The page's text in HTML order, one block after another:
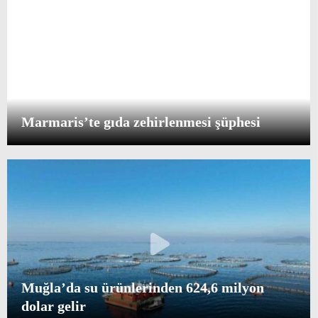
Marmaris’te gıda zehirlenmesi şüphesi
Muğla’da su ürünlerinden 624,6 milyon
dolar gelir